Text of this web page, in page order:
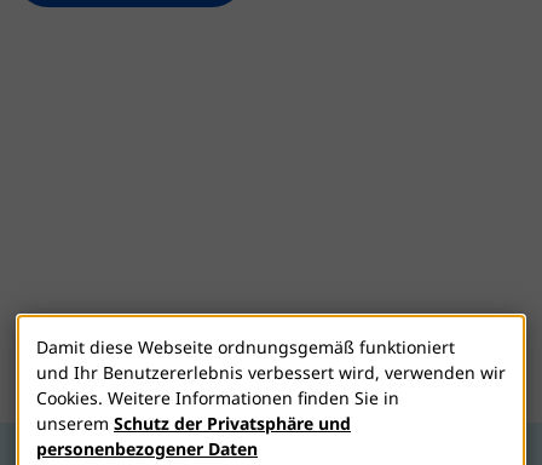
Damit diese Webseite ordnungsgemäß funktioniert
und Ihr Benutzererlebnis verbessert wird, verwenden wir
Cookies. Weitere Informationen finden Sie in
unserem Schutz der Privatsphäre und
personenbezogener Daten